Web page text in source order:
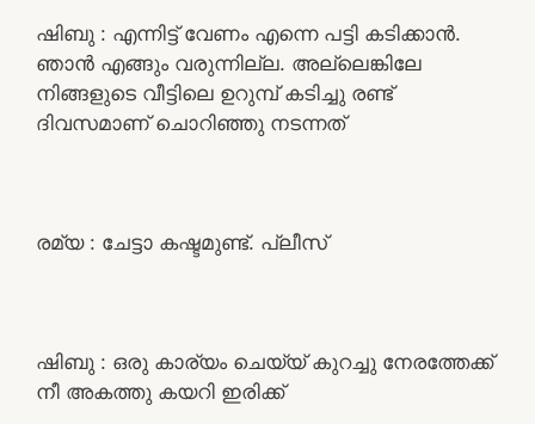
ഷിബു : എന്നിട്ട് വേണം എന്നെ പട്ടി കടിക്കാൻ.
ഞാൻ എങ്ങും വരുന്നില്ല. അല്ലെങ്കിലേ
നിങ്ങളുടെ വീട്ടിലെ ഉറുമ്പ് കടിച്ചു രണ്ട്
ദിവസമാണ് ചൊറിഞ്ഞു നടന്നത്
രമ്യ : ചേട്ടാ കഷ്ടമുണ്ട്. പ്ലീസ്
ഷിബു : ഒരു കാര്യം ചെയ്യ് കുറച്ചു നേരത്തേക്ക്
നീ അകത്തു കയറി ഇരിക്ക്